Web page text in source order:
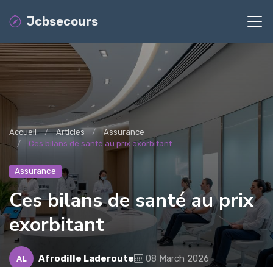
Jcbsecours
Accueil Articles
Assurance
Ces bilans de santé au prix exorbitant
Assurance
Ces bilans de santé au prix
exorbitant
AL Afrodille Laderoute
08 March 2026